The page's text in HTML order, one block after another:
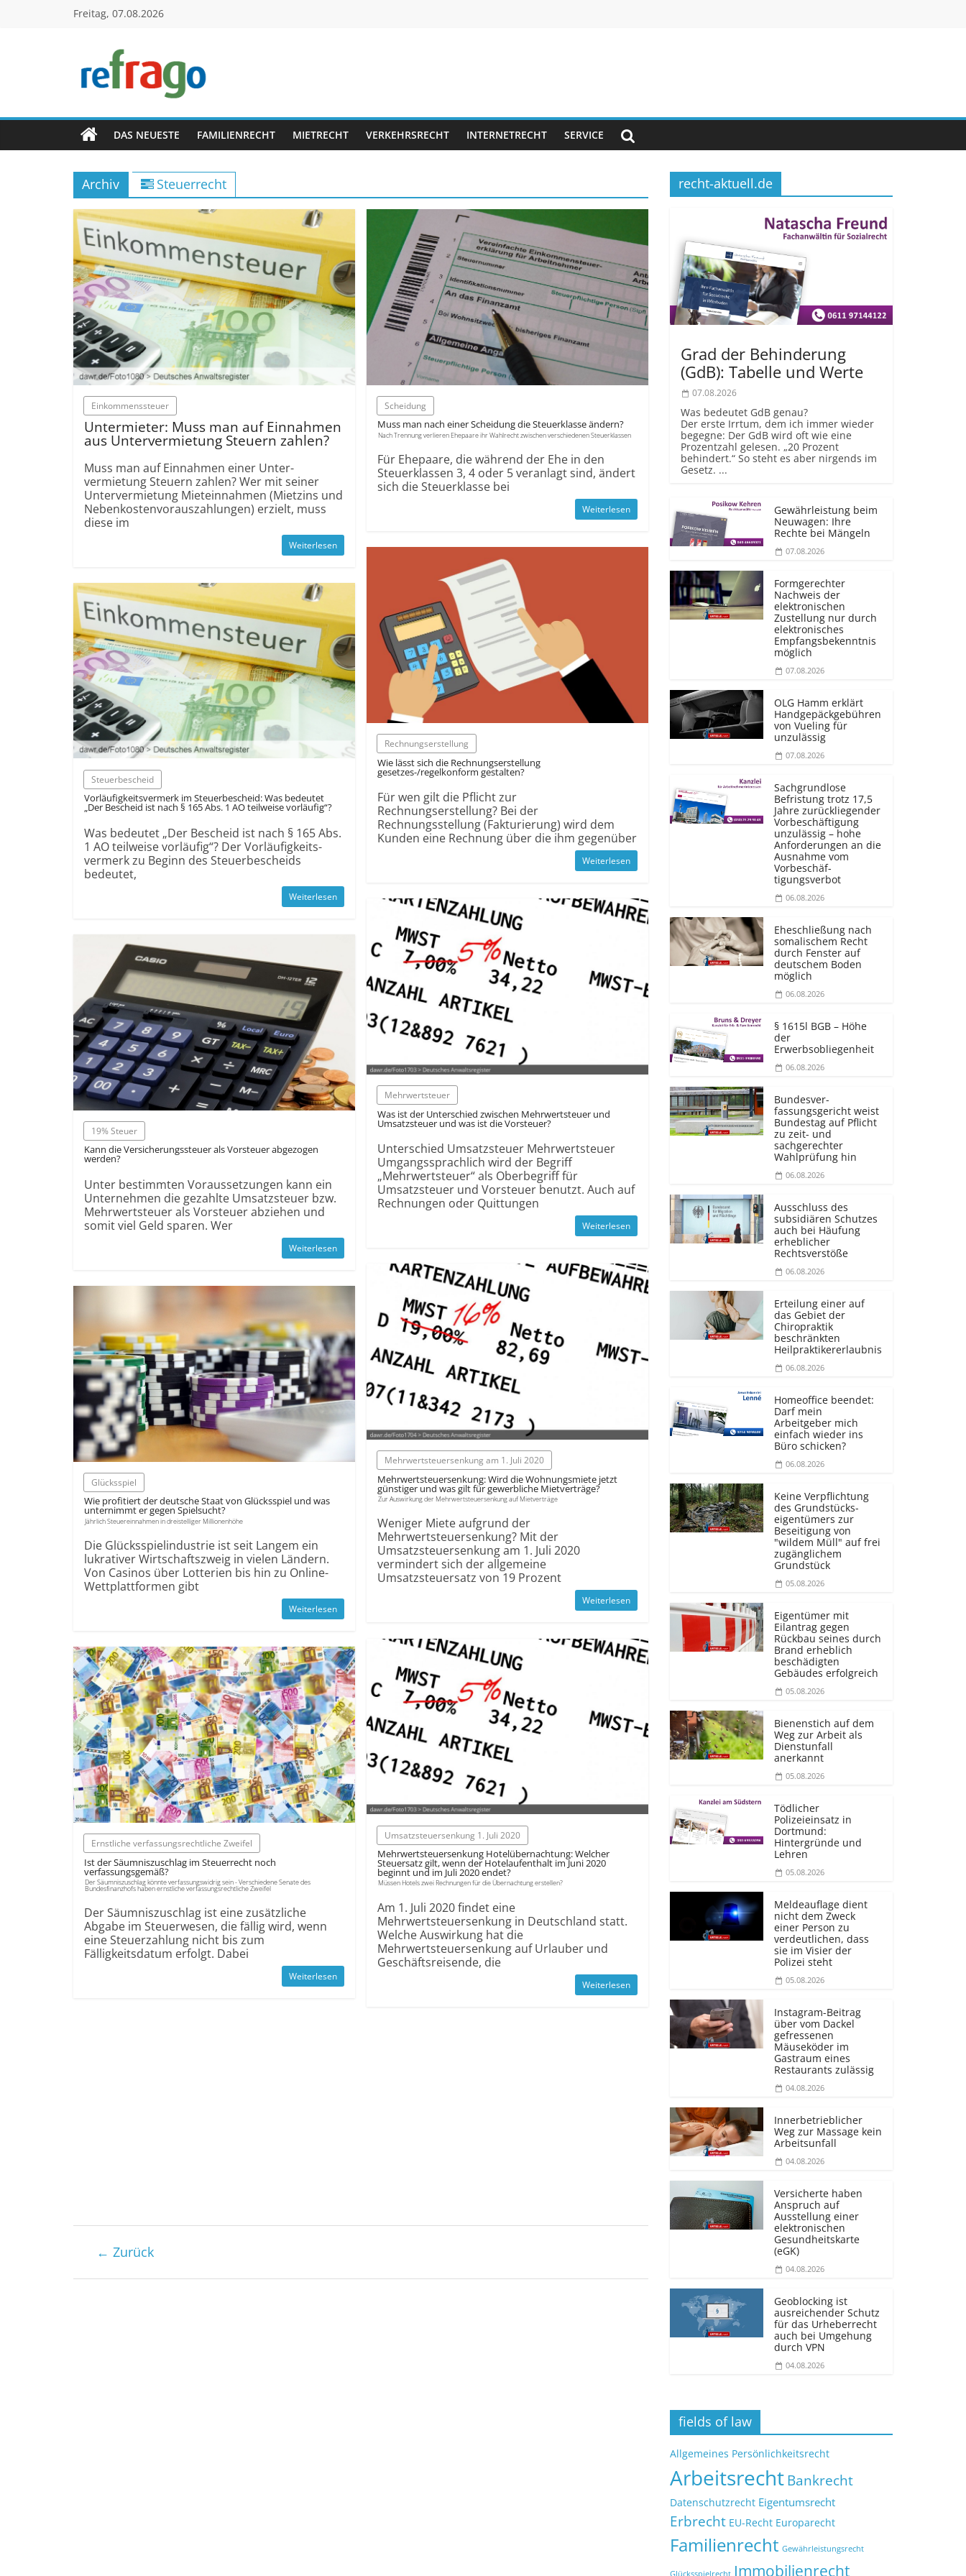
Freitag, 07.08.2026
refrago
Rechtsfragen
online
verständlich
erklärt
kostenlos
DAS NEUESTE FAMILIENRECHT MIETRECHT VERKEHRSRECHT INTERNETRECHT SERVICE
Archiv Steuerrecht
Einkommenssteuer
Unter­mieter: Muss man auf Ein­nahmen
aus Unter­vermie­tung Steuern zahlen?
Muss man auf Einnahmen einer Unter­
vermietung Steuern zahlen? Wer mit seiner
Unter­vermietung Miet­einnahmen (Mietzins und
Neben­kosten­voraus­zahlungen) erzielt, muss
diese im
Weiterlesen
Steuerbescheid
Vor­läufig­keits­vermerk im Steuer­bescheid: Was bedeutet
„Der Bescheid ist nach § 165 Abs. 1 AO teil­weise vorläufig“?
Was bedeutet „Der Bescheid ist nach § 165 Abs.
1 AO teilweise vorläufig“? Der Vor­läufigkeits­
vermerk zu Beginn des Steuer­bescheids
bedeutet,
Weiterlesen
19% Steuer
Kann die Versicherungssteuer als Vorsteuer abgezogen
werden?
Unter bestimmten Voraussetzungen kann ein
Unternehmen die gezahlte Umsatzsteuer bzw.
Mehrwertsteuer als Vorsteuer abziehen und
somit viel Geld sparen. Wer
Weiterlesen
Glücksspiel
Wie profitiert der deutsche Staat von Glücksspiel und was
unternimmt er gegen Spielsucht?
Jährlich Steuereinnahmen in dreistelliger Millionenhöhe
Die Glücksspielindustrie ist seit Langem ein
lukrativer Wirtschaftszweig in vielen Ländern.
Von Casinos über Lotterien bis hin zu Online-
Wettplattformen gibt
Weiterlesen
Ernstliche verfassungsrechtliche Zweifel
Ist der Säumniszuschlag im Steuerrecht noch
verfassungsgemäß?
Der Säumniszuschlag könnte verfassungswidrig sein - Verschiedene Senate des
Bundesfinanzhofs haben ernstliche verfassungsrechtliche Zweifel
Der Säumniszuschlag ist eine zusätzliche
Abgabe im Steuerwesen, die fällig wird, wenn
eine Steuerzahlung nicht bis zum
Fälligkeitsdatum erfolgt. Dabei
Weiterlesen
Scheidung
Muss man nach einer Scheidung die Steuerklasse ändern?
Nach Trennung verlieren Ehepaare ihr Wahlrecht zwischen verschiedenen Steuerklassen
Für Ehepaare, die während der Ehe in den
Steuerklassen 3, 4 oder 5 veranlagt sind, ändert
sich die Steuerklasse bei
Weiterlesen
Rechnungserstellung
Wie lässt sich die Rechnungserstellung
gesetzes-/regelkonform gestalten?
Für wen gilt die Pflicht zur
Rechnungserstellung? Bei der
Rechnungsstellung (Fakturierung) wird dem
Kunden eine Rechnung über die ihm gegenüber
Weiterlesen
Mehrwertsteuer
Was ist der Unterschied zwischen Mehrwertsteuer und
Umsatzsteuer und was ist die Vorsteuer?
Unterschied Umsatzsteuer Mehrwertsteuer
Umgangssprachlich wird der Begriff
„Mehrwertsteuer“ als Oberbegriff für
Umsatzsteuer und Vorsteuer benutzt. Auch auf
Rechnungen oder Quittungen
Weiterlesen
Mehrwertsteuersenkung am 1. Juli 2020
Mehrwertsteuersenkung: Wird die Wohnungsmiete jetzt
günstiger und was gilt für gewerbliche Mietverträge?
Zur Auswirkung der Mehrwertsteuersenkung auf Mietverträge
Weniger Miete aufgrund der
Mehrwertsteuersenkung? Mit der
Umsatzsteuersenkung am 1. Juli 2020
vermindert sich der allgemeine
Umsatzsteuersatz von 19 Prozent
Weiterlesen
Umsatzsteuersenkung 1. Juli 2020
Mehrwertsteuersenkung Hotelübernachtung: Welcher
Steuersatz gilt, wenn der Hotelaufenthalt im Juni 2020
beginnt und im Juli 2020 endet?
Müssen Hotels zwei Rechnungen für die Übernachtung erstellen?
Am 1. Juli 2020 findet eine
Mehrwertsteuersenkung in Deutschland statt.
Welche Auswirkung hat die
Mehrwertsteuersenkung auf Urlauber und
Geschäftsreisende, die
Weiterlesen
← Zurück
recht-aktuell.de
Grad der Behinderung
(GdB): Tabelle und Werte
07.08.2026
Was bedeutet GdB genau?
Der erste Irrtum, dem ich immer wieder
begegne: Der GdB wird oft wie eine
Prozentzahl gelesen. „20 Prozent
behindert.“ So steht es aber nirgends im
Gesetz. ...
Gewährleistung beim
Neuwagen: Ihre
Rechte bei Mängeln
07.08.2026
Formgerechter
Nachweis der
elektronischen
Zustellung nur durch
elektronisches
Empfangsbekenntnis
möglich
07.08.2026
OLG Hamm erklärt
Handgepäckgebühren
von Vueling für
unzulässig
07.08.2026
Sachgrundlose
Befristung trotz 17,5
Jahre zurückliegender
Vorbeschäftigung
unzulässig – hohe
Anforderungen an die
Ausnahme vom
Vorbeschäf­
tigungsverbot
06.08.2026
Eheschließung nach
somalischem Recht
durch Fenster auf
deutschem Boden
möglich
06.08.2026
§ 1615l BGB – Höhe
der
Erwerbsobliegenheit
06.08.2026
Bundesver­
fassungsgericht weist
Bundestag auf Pflicht
zu zeit- und
sachgerechter
Wahlprüfung hin
06.08.2026
Ausschluss des
subsidiären Schutzes
auch bei Häufung
erheblicher
Rechtsverstöße
06.08.2026
Erteilung einer auf
das Gebiet der
Chiropraktik
beschränkten
Heilprakti­kererlaubnis
06.08.2026
Homeoffice beendet:
Darf mein
Arbeitgeber mich
einfach wieder ins
Büro schicken?
06.08.2026
Keine Verpflichtung
des Grundstücks­
eigentümers zur
Beseitigung von
"wildem Müll" auf frei
zugänglichem
Grundstück
05.08.2026
Eigentümer mit
Eilantrag gegen
Rückbau seines durch
Brand erheblich
beschädigten
Gebäudes erfolgreich
05.08.2026
Bienenstich auf dem
Weg zur Arbeit als
Dienstunfall
anerkannt
05.08.2026
Tödlicher
Polizeieinsatz in
Dortmund:
Hintergründe und
Lehren
05.08.2026
Meldeauflage dient
nicht dem Zweck
einer Person zu
verdeutlichen, dass
sie im Visier der
Polizei steht
05.08.2026
Instagram-Beitrag
über vom Dackel
gefressenen
Mäuseköder im
Gastraum eines
Restaurants zulässig
04.08.2026
Innerbetrieblicher
Weg zur Massage kein
Arbeitsunfall
04.08.2026
Versicherte haben
Anspruch auf
Ausstellung einer
elektronischen
Gesundheitskarte
(eGK)
04.08.2026
Geoblocking ist
ausreichender Schutz
für das Urheberrecht
auch bei Umgehung
durch VPN
04.08.2026
fields of law
Allgemeines Persönlichkeitsrecht
ArbeitsrechtBankrecht
Datenschutzrecht Eigentumsrecht
Erbrecht EU-Recht Europarecht
Familienrecht Gewährleistungsrecht
Glücksspielrecht Immobilienrecht